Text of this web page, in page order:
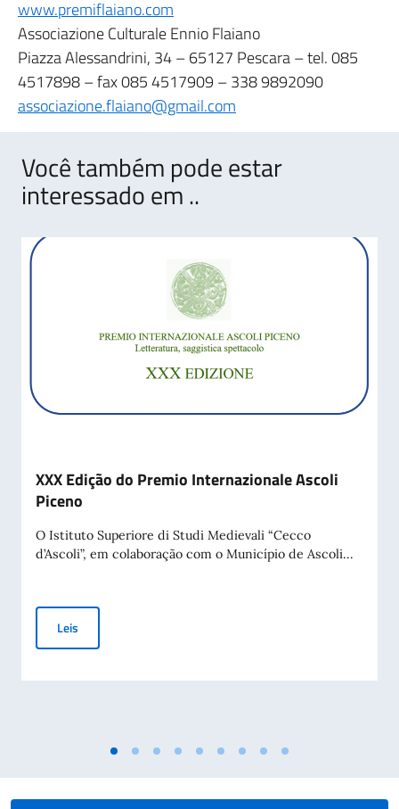
www.premiflaiano.com
Associazione Culturale Ennio Flaiano
Piazza Alessandrini, 34 – 65127 Pescara – tel. 085
4517898 – fax 085 4517909 – 338 9892090
associazione.flaiano@gmail.com
Você também pode estar
interessado em ..
XXX Edição do Premio Internazionale Ascoli
Piceno
O Istituto Superiore di Studi Medievali “Cecco
d’Ascoli”, em colaboração com o Município de Ascoli...
Leis